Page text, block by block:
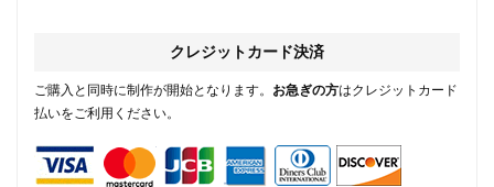
クレジットカード決済
ご購入と同時に制作が開始となります。 お急ぎの方はクレジットカード
払いをご利用ください。